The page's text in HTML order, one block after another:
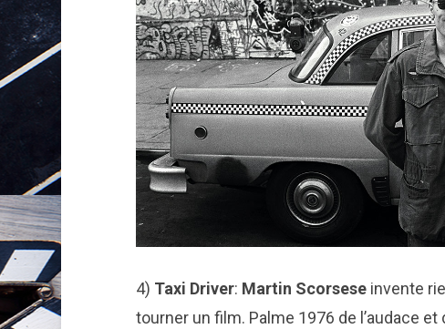
4) Taxi Driver: Martin Scorseseinvente
tourner un film. Palme 1976 de l’audace et